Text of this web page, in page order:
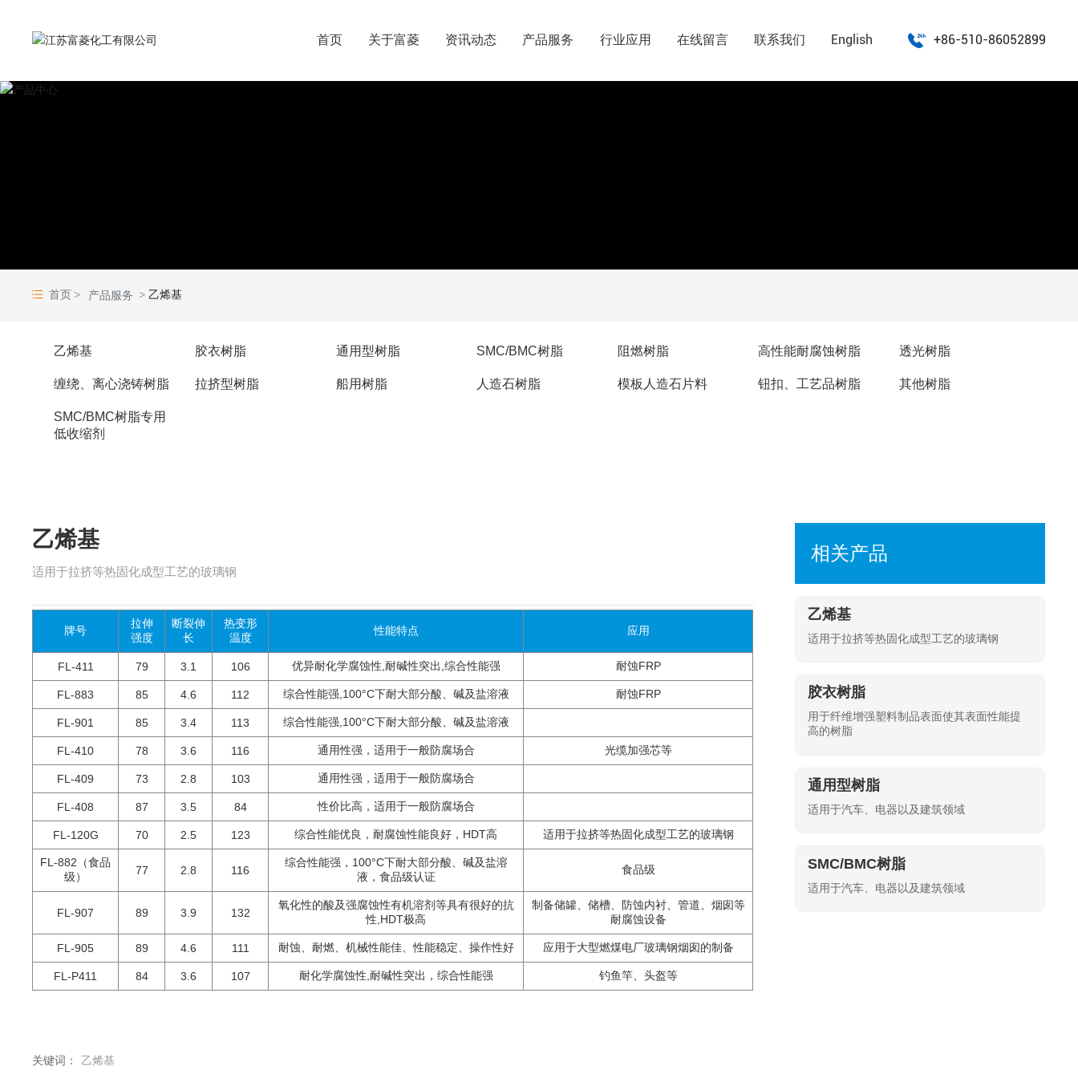
首页 关于富菱 资讯动态 产品服务 行业应用 在线留言 联系我们 English +86-510-86052899
首页 产品服务 乙烯基
乙烯基 胶衣树脂 通用型树脂 SMC/BMC树脂 阻燃树脂 高性能耐腐蚀树脂 透光树脂
缠绕、离心浇铸树脂 拉挤型树脂 船用树脂 人造石树脂 模板人造石片料 钮扣、工艺品树脂 其他树脂
SMC/BMC树脂专用
低收缩剂
乙烯基
适用于拉挤等热固化成型工艺的玻璃钢
牌号
拉伸
强度
断裂伸
长
热变形
温度
性能特点 应用
FL-411 79 3.1 106 优异耐化学腐蚀性,耐碱性突出,综合性能强 耐蚀FRP
FL-883 85 4.6 112 综合性能强,100°C下耐大部分酸、碱及盐溶液 耐蚀FRP
FL-901 85 3.4 113 综合性能强,100°C下耐大部分酸、碱及盐溶液
FL-410 78 3.6 116 通用性强，适用于一般防腐场合 光缆加强芯等
FL-409 73 2.8 103 通用性强，适用于一般防腐场合
FL-408 87 3.5 84 性价比高，适用于一般防腐场合
FL-120G 70 2.5 123 综合性能优良，耐腐蚀性能良好，HDT高 适用于拉挤等热固化成型工艺的玻璃钢
FL-882（食品
级）
77 2.8 116
综合性能强，100°C下耐大部分酸、碱及盐溶
液，食品级认证
食品级
FL-907 89 3.9 132
氧化性的酸及强腐蚀性有机溶剂等具有很好的抗
性,HDT极高
制备储罐、储槽、防蚀内衬、管道、烟囱等
耐腐蚀设备
FL-905 89 4.6 111 耐蚀、耐燃、机械性能佳、性能稳定、操作性好 应用于大型燃煤电厂玻璃钢烟囱的制备
FL-P411 84 3.6 107 耐化学腐蚀性,耐碱性突出，综合性能强 钓鱼竿、头盔等
关键词： 乙烯基
相关产品
乙烯基
适用于拉挤等热固化成型工艺的玻璃钢
胶衣树脂
用于纤维增强塑料制品表面使其表面性能提
高的树脂
通用型树脂
适用于汽车、电器以及建筑领域
SMC/BMC树脂
适用于汽车、电器以及建筑领域